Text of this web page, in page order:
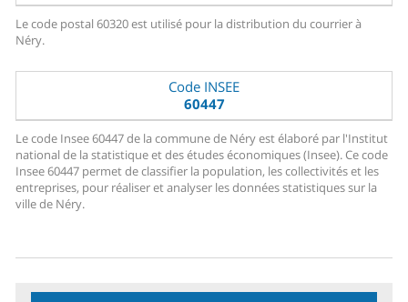
Le code postal 60320 est utilisé pour la distribution du courrier à
Néry.
Code INSEE
60447
Le code Insee 60447 de la commune de Néry est élaboré par l'Institut
national de la statistique et des études économiques (Insee). Ce code
Insee 60447 permet de classifier la population, les collectivités et les
entreprises, pour réaliser et analyser les données statistiques sur la
ville de Néry.